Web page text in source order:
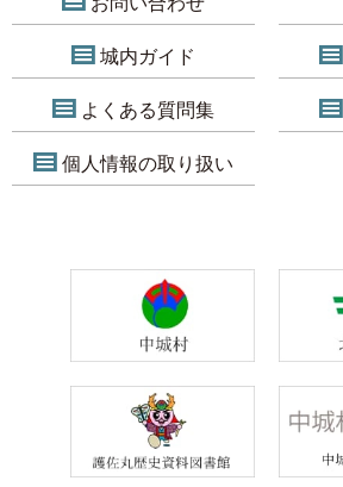
城内ガイド
よくある質問集
個人情報の取り扱い